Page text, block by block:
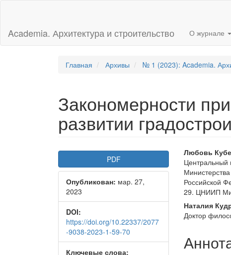
Основное
содержимое
Academia. Архитектура и строительство О журнале
Главная Архивы № 1 (2023): Academia.
Закономерности
развитии
Боковая
панель
статьи
PDF
Опубликован: мар. 27,
2023
DOI:
https://doi.org/10.22337/2077
-9038-2023-1-59-70
Ключевые слова:
статьи
Любовь
Центральный
Российской
29. ЦНИИП
Наталия
Доктор